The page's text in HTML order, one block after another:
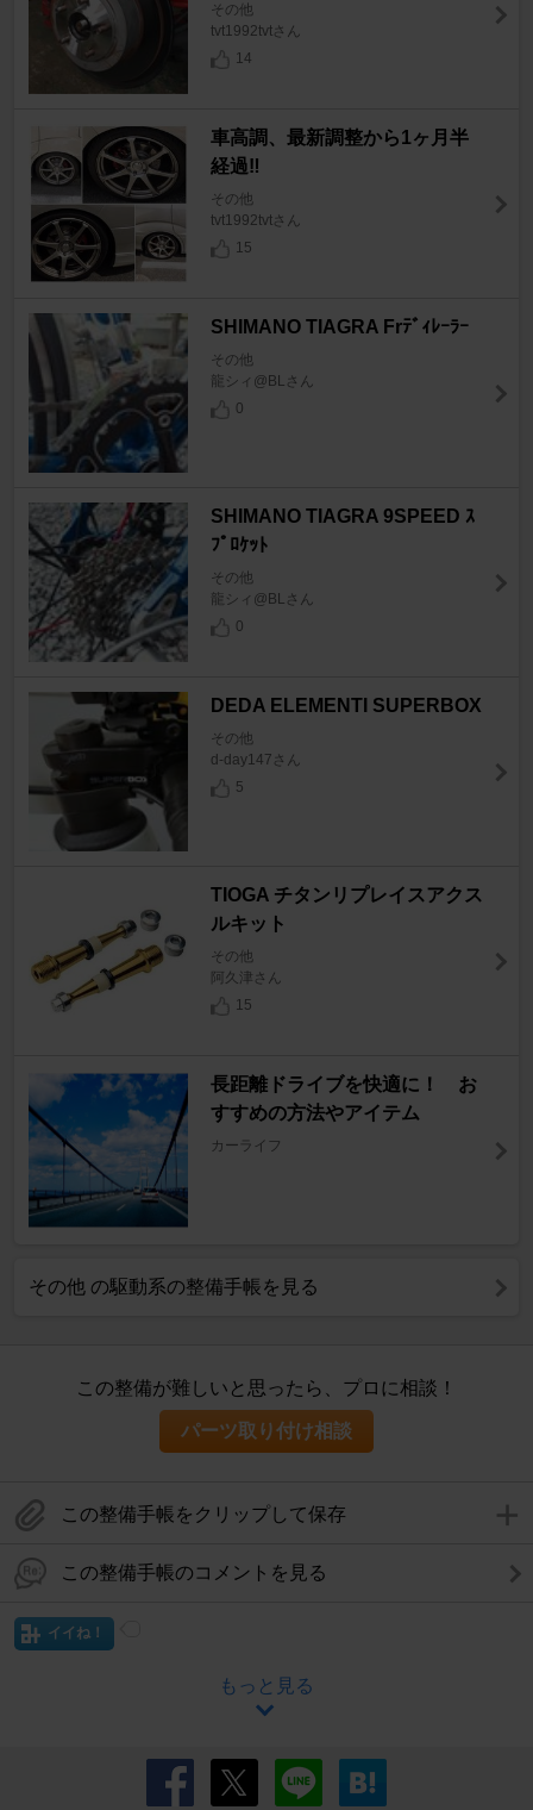
その他
tvt1992tvtさん
14
車高調、最新調整から1ヶ月半
経過‼️
その他
tvt1992tvtさん
15
SHIMANO TIAGRA Frﾃﾞｨﾚｰﾗｰ
その他
龍シィ@BLさん
0
SHIMANO TIAGRA 9SPEED ｽ
ﾌﾟﾛｹｯﾄ
その他
龍シィ@BLさん
0
DEDA ELEMENTI SUPERBOX
その他
d-day147さん
5
TIOGA チタンリプレイスアクス
ルキット
その他
阿久津さん
15
長距離ドライブを快適に！ お
すすめの方法やアイテム
カーライフ
その他 の駆動系の整備手帳を見る
この整備が難しいと思ったら、プロに相談！
パーツ取り付け相談
この整備手帳をクリップして保存
この整備手帳のコメントを見る
イイね！
もっと見る